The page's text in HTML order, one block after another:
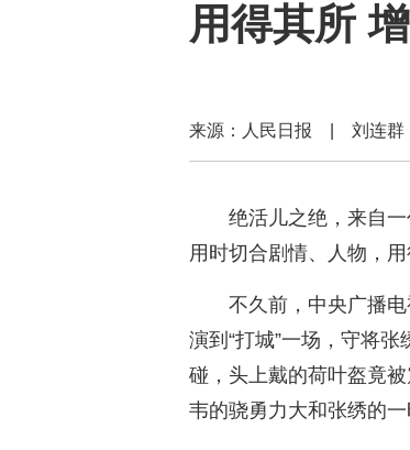
用得其所
来源：人民日报 | 刘
绝活儿之绝，来自
用时切合剧情、人物，
不久前，中央广播
演到“打城”一场，守将
碰，头上戴的荷叶盔竟
韦的骁勇力大和张绣的一